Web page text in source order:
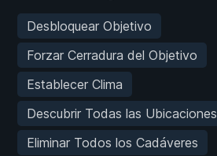
Desbloquear Objetivo
Forzar Cerradura del Objetivo
Establecer Clima
Descubrir Todas las Ubicaciones
Eliminar Todos los Cadáveres